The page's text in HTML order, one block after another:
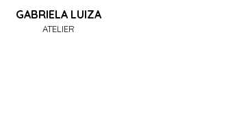
GABRIELA LUIZA
ATELIER